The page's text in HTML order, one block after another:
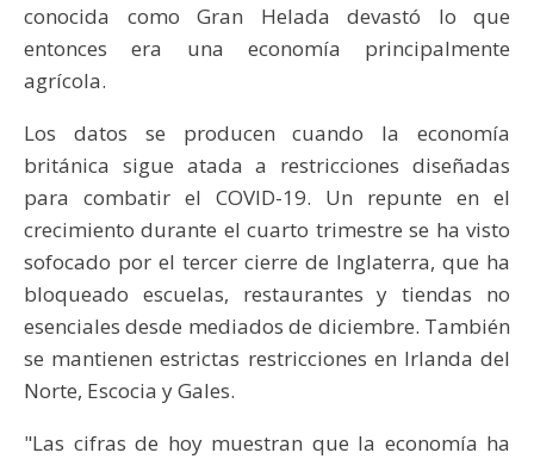
conocida como Gran Helada devastó lo que
entonces era una economía principalmente
agrícola.
Los datos se producen cuando la economía
británica sigue atada a restricciones diseñadas
para combatir el COVID-19. Un repunte en el
crecimiento durante el cuarto trimestre se ha visto
sofocado por el tercer cierre de Inglaterra, que ha
bloqueado escuelas, restaurantes y tiendas no
esenciales desde mediados de diciembre. También
se mantienen estrictas restricciones en Irlanda del
Norte, Escocia y Gales.
"Las cifras de hoy muestran que la economía ha